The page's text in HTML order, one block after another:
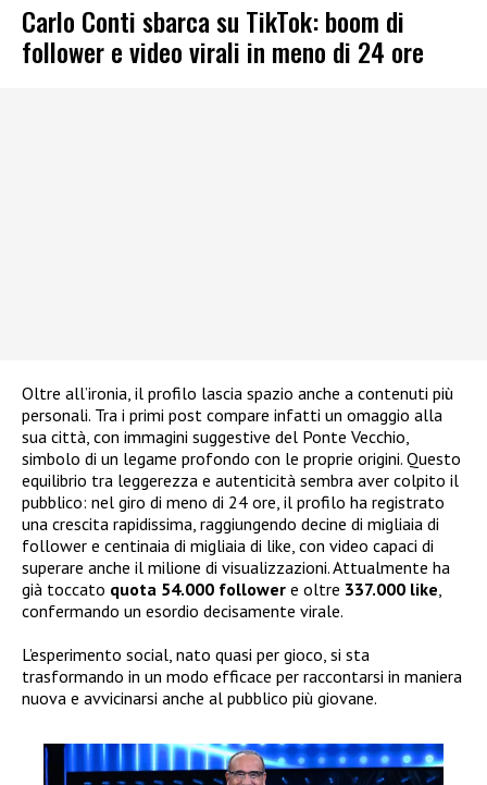
Carlo Conti sbarca su TikTok: boom di
follower e video virali in meno di 24 ore
Oltre all’ironia, il profilo lascia spazio anche a contenuti più
personali. Tra i primi post compare infatti un omaggio alla
sua città, con immagini suggestive del Ponte Vecchio,
simbolo di un legame profondo con le proprie origini. Questo
equilibrio tra leggerezza e autenticità sembra aver colpito il
pubblico: nel giro di meno di 24 ore, il profilo ha registrato
una crescita rapidissima, raggiungendo decine di migliaia di
follower e centinaia di migliaia di like, con video capaci di
superare anche il milione di visualizzazioni. Attualmente ha
già toccato quota 54.000 follower e oltre 337.000 like,
confermando un esordio decisamente virale.
L’esperimento social, nato quasi per gioco, si sta
trasformando in un modo efficace per raccontarsi in maniera
nuova e avvicinarsi anche al pubblico più giovane.